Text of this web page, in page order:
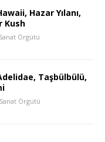
Hazar Yılanı,
Kush
Örgütü
Taşbülbülü,
Örgütü